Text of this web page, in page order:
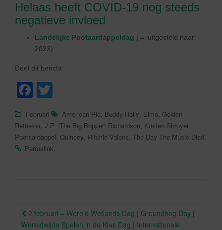
Helaas heeft COVID-19 nog steeds
negatieve invloed
Landelijke Pootaardappeldag (→ uitgesteld naar
2023)
Deel dit bericht
F
c
e
b
o
tt
er
Februari American Pie, Buddy Holly, Elmo, Golden
Retriever, J.P. “The Big Bopper” Richardson, Kristen Shroyer,
Pootaardappel, Quincey, Ritchie Valens, The Day The Music Died.
Permalink.
Berichtnavigatie
2 februari – Wereld Wetlands Dag | Groundhog Day |
Wereldwijde Spelen in de Klas Dag | Internationale